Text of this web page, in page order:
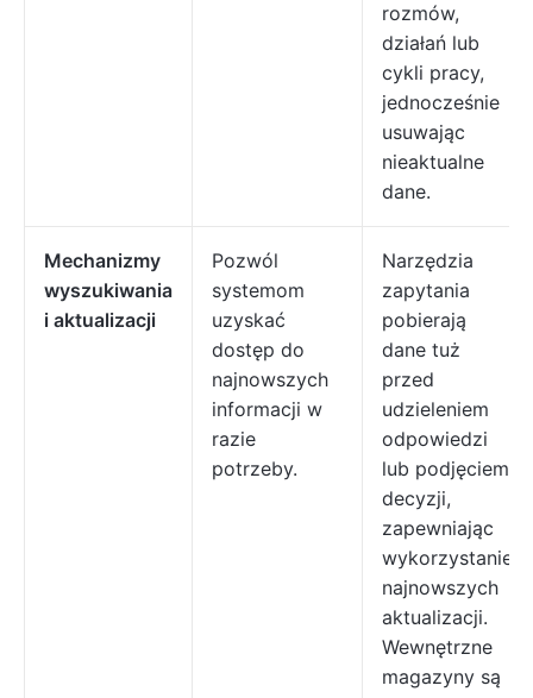
rozmów,
działań lub
cykli pracy,
jednocześnie
usuwając
nieaktualne
dane.
Mechanizmy
wyszukiwania
i aktualizacji
Pozwól
systemom
uzyskać
dostęp do
najnowszych
informacji w
razie
potrzeby.
Narzędzia
zapytania
pobierają
dane tuż
przed
udzieleniem
odpowiedzi
lub podjęciem
decyzji,
zapewniając
wykorzystanie
najnowszych
aktualizacji.
Wewnętrzne
magazyny są